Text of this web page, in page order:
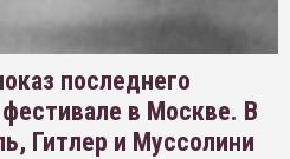
последнего
в Москве. В
Гитлер и Муссолини